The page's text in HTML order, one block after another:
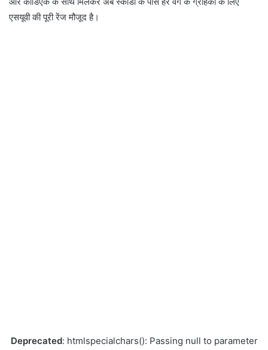
एसयूवी की पूरी रेंज मौजूद है।
Deprecated: htmlspecialchars(): Passing null to parameter